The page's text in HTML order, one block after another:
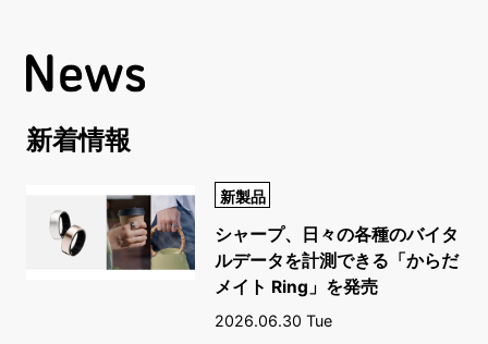
新着情報
新製品
シャープ、日々の各種のバイタ
ルデータを計測できる「からだ
メイト Ring」を発売
2026.06.30 Tue